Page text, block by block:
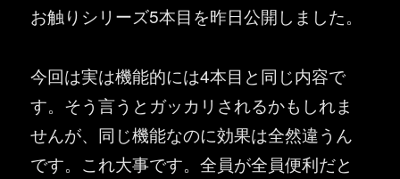
お触りシリーズ5本目を昨日公開しました。
今回は実は機能的には4本目と同じ内容で
す。そう言うとガッカリされるかもしれま
せんが、同じ機能なのに効果は全然違うん
です。これ大事です。全員が全員便利だと